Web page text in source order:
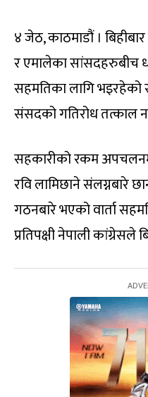
४ जेठ, काठमाडौं ।
र एमालेका
सहमतिका लागि भइरहेको
संसदको गतिरोध तत्काल
सहकारीको रकम अपचलनमा
रवि लामिछाने संलग्नबारे
गठनबारे भएको वार्ता
प्रतिपक्षी नेपाली कांग्रेसले